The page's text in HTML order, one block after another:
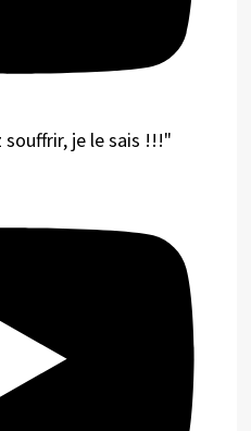
souffrir, je le sais !!!"